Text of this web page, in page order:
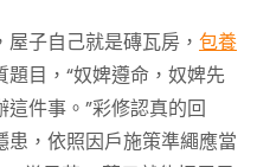
子自己就是磚瓦房， 包養
目，“奴婢遵命，奴婢先
件事。”彩修認真的回
，依照因戶施策準繩應當